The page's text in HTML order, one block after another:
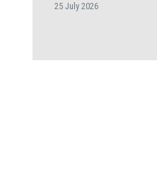
25 July 2026